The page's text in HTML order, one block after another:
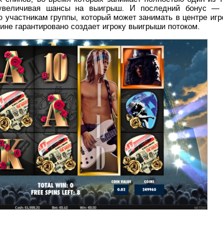
шансы на выигрыш. И последний бонус —
группы, который может занимать в центре
гарантировано создает игроку выигрыши потоком.